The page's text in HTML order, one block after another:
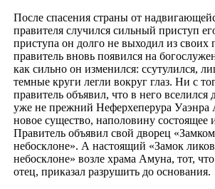
После спасения страны от
правителя случился сильный приступ
приступа он долго не выходил из своих
правитель вновь появился на
как сильно он изменился: ссутулился,
темные круги легли вокруг глаз. Ни с
правитель объявил, что в него вселился
уже не прежний Неферхеперура Уаэнра
новое существо, наполовину состоящее
Правитель объявил свой дворец
небосклоне». А настоящий «Замок
небосклоне» возле храма Амуна, тот,
отец, приказал разрушить до основания.